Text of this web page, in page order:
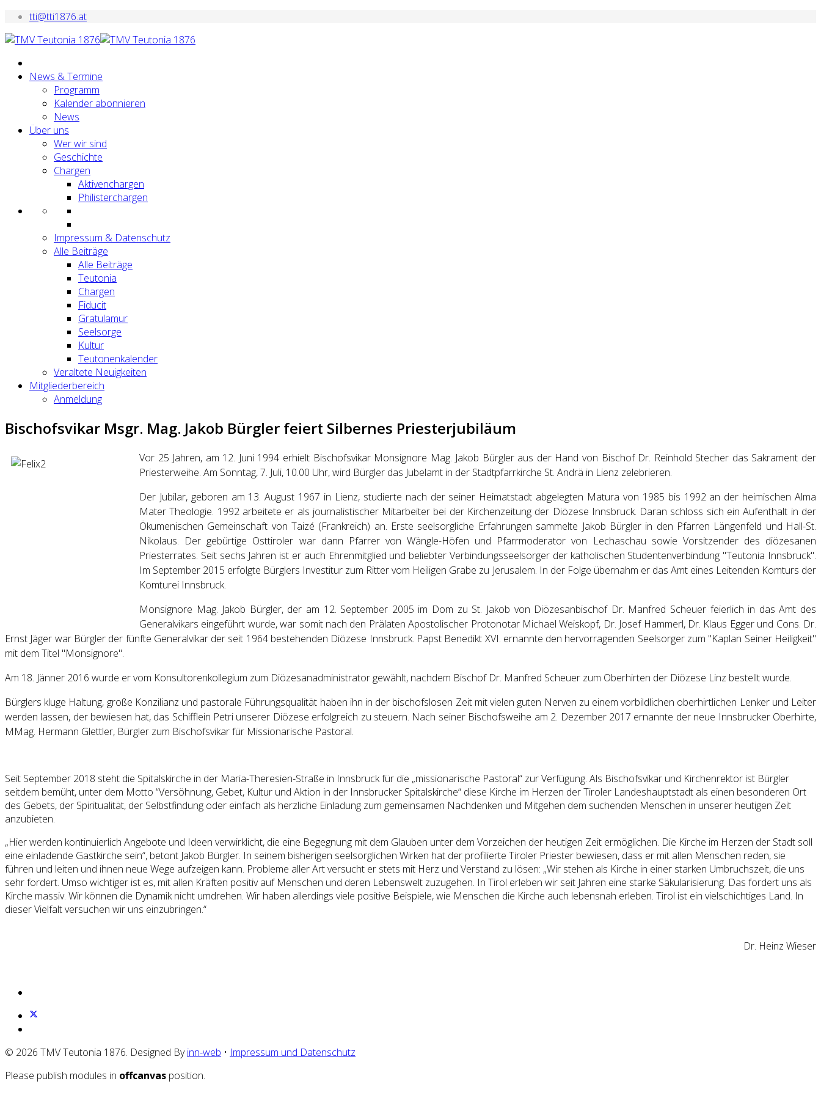
tti@tti1876.at
News & Termine
Programm
Kalender abonnieren
News
Über uns
Wer wir sind
Geschichte
Chargen
Aktivenchargen
Philisterchargen
Impressum & Datenschutz
Alle Beiträge
Alle Beiträge
Teutonia
Chargen
Fiducit
Gratulamur
Seelsorge
Kultur
Teutonenkalender
Veraltete Neuigkeiten
Mitgliederbereich
Anmeldung
Bischofsvikar Msgr. Mag. Jakob Bürgler feiert Silbernes Priesterjubiläum
Vor 25 Jahren, am 12. Juni 1994 erhielt Bischofsvikar Monsignore Mag. Jakob Bürgler aus der Hand von Bischof Dr. Reinhold Stecher das Sakrament der
Priesterweihe. Am Sonntag, 7. Juli, 10.00 Uhr, wird Bürgler das Jubelamt in der Stadtpfarrkirche St. Andrä in Lienz zelebrieren.
Der Jubilar, geboren am 13. August 1967 in Lienz, studierte nach der seiner Heimatstadt abgelegten Matura von 1985 bis 1992 an der heimischen Alma
Mater Theologie. 1992 arbeitete er als journalistischer Mitarbeiter bei der Kirchenzeitung der Diözese Innsbruck. Daran schloss sich ein Aufenthalt in der
Ökumenischen Gemeinschaft von Taizé (Frankreich) an. Erste seelsorgliche Erfahrungen sammelte Jakob Bürgler in den Pfarren Längenfeld und Hall-St.
Nikolaus. Der gebürtige Osttiroler war dann Pfarrer von Wängle-Höfen und Pfarrmoderator von Lechaschau sowie Vorsitzender des diözesanen
Priesterrates. Seit sechs Jahren ist er auch Ehrenmitglied und beliebter Verbindungsseelsorger der katholischen Studentenverbindung "Teutonia Innsbruck".
Im September 2015 erfolgte Bürglers Investitur zum Ritter vom Heiligen Grabe zu Jerusalem. In der Folge übernahm er das Amt eines Leitenden Komturs der
Komturei Innsbruck.
Monsignore Mag. Jakob Bürgler, der am 12. September 2005 im Dom zu St. Jakob von Diözesanbischof Dr. Manfred Scheuer feierlich in das Amt des
Generalvikars eingeführt wurde, war somit nach den Prälaten Apostolischer Protonotar Michael Weiskopf, Dr. Josef Hammerl, Dr. Klaus Egger und Cons. Dr.
Ernst Jäger war Bürgler der fünfte Generalvikar der seit 1964 bestehenden Diözese Innsbruck. Papst Benedikt XVI. ernannte den hervorragenden Seelsorger zum "Kaplan Seiner Heiligkeit"
mit dem Titel "Monsignore".
Am 18. Jänner 2016 wurde er vom Konsultorenkollegium zum Diözesanadministrator gewählt, nachdem Bischof Dr. Manfred Scheuer zum Oberhirten der Diözese Linz bestellt wurde.
Bürglers kluge Haltung, große Konzilianz und pastorale Führungsqualität haben ihn in der bischofslosen Zeit mit vielen guten Nerven zu einem vorbildlichen oberhirtlichen Lenker und Leiter
werden lassen, der bewiesen hat, das Schifflein Petri unserer Diözese erfolgreich zu steuern. Nach seiner Bischofsweihe am 2. Dezember 2017 ernannte der neue Innsbrucker Oberhirte,
MMag. Hermann Glettler, Bürgler zum Bischofsvikar für Missionarische Pastoral.
Seit September 2018 steht die Spitalskirche in der Maria-Theresien-Straße in Innsbruck für die „missionarische Pastoral“ zur Verfügung. Als Bischofsvikar und Kirchenrektor ist Bürgler
seitdem bemüht, unter dem Motto “Versöhnung, Gebet, Kultur und Aktion in der Innsbrucker Spitalskirche“ diese Kirche im Herzen der Tiroler Landeshauptstadt als einen besonderen Ort
des Gebets, der Spiritualität, der Selbstfindung oder einfach als herzliche Einladung zum gemeinsamen Nachdenken und Mitgehen dem suchenden Menschen in unserer heutigen Zeit
anzubieten.
„Hier werden kontinuierlich Angebote und Ideen verwirklicht, die eine Begegnung mit dem Glauben unter dem Vorzeichen der heutigen Zeit ermöglichen. Die Kirche im Herzen der Stadt soll
eine einladende Gastkirche sein“, betont Jakob Bürgler. In seinem bisherigen seelsorglichen Wirken hat der profilierte Tiroler Priester bewiesen, dass er mit allen Menschen reden, sie
führen und leiten und ihnen neue Wege aufzeigen kann. Probleme aller Art versucht er stets mit Herz und Verstand zu lösen: „Wir stehen als Kirche in einer starken Umbruchszeit, die uns
sehr fordert. Umso wichtiger ist es, mit allen Kräften positiv auf Menschen und deren Lebenswelt zuzugehen. In Tirol erleben wir seit Jahren eine starke Säkularisierung. Das fordert uns als
Kirche massiv. Wir können die Dynamik nicht umdrehen. Wir haben allerdings viele positive Beispiele, wie Menschen die Kirche auch lebensnah erleben. Tirol ist ein vielschichtiges Land. In
dieser Vielfalt versuchen wir uns einzubringen.“
Dr. Heinz Wieser
© 2026 TMV Teutonia 1876. Designed Byinn-web • Impressum und Datenschutz
Please publish modules in offcanvas position.